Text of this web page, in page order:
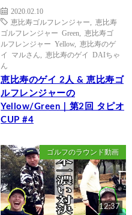
2020.02.10
恵比寿ゴルフレンジャー
恵比寿
ゴルフレンジャー Green
恵比寿ゴ
ルフレンジャー Yellow, 恵比寿のゲ
イ マルさん
恵比寿のゲイ DAIちゃ
ん
恵比寿のゲイ 2人 & 恵比寿ゴ
ルフレンジャーの
Yellow/Green｜第2回 タピオ
CUP #4
ゴルフのラウンド動画
12:37